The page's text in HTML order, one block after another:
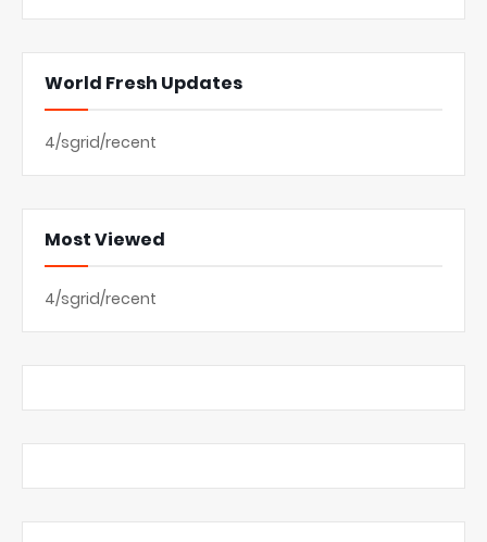
World Fresh Updates
4/sgrid/recent
Most Viewed
4/sgrid/recent